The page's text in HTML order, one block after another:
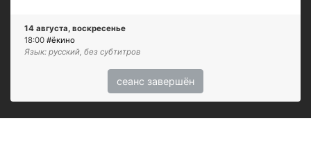
14 августа, воскресенье
18:00 #ёкино
Язык: русский, без субтитров
сеанс завершён